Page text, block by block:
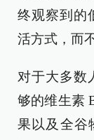
终观察到的
活方式，而
对于大多数
够的维生素
果以及全谷